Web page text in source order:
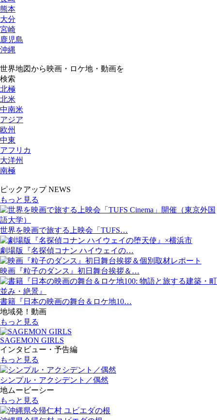
熊本
大分
宮崎
鹿児島
沖縄
世界地図から映画・ロケ地・動画を
検索
北極
北米
中南米
アジア
欧州
中東
アフリカ
大洋州
南極
ピックアップ NEWS
もっと見る
世界を映画で旅する上映会「TUFS…
劇場版『名探偵コナン ハイウェイの…
映画『粒子のダンス』初日舞台挨拶＆…
書籍『日本の映画の舞台＆ロケ地10…
地域発！動画
もっと見る
SAGEMON GIRLS
インタビュー・予告編
もっと見る
シンプル・アクシデント／偶然
地ムービーシー
もっと見る